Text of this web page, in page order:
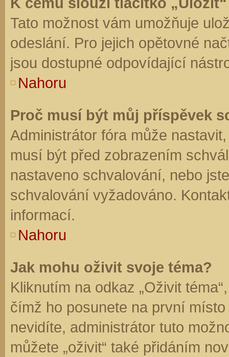
Tato možnost vám umožňuje
odeslání. Pro jejich opětovné
jsou dostupné odpovídající
Nahoru
Proč musí být můj příspěvek
Administrátor fóra může
musí být před zobrazením
nastaveno schvalování, nebo
schvalování vyžadováno.
informací.
Nahoru
Jak mohu oživit svoje téma?
Kliknutím na odkaz „Oživit
čímž ho posunete na první
nevidíte, administrátor tuto
můžete „oživit“ také přidáním